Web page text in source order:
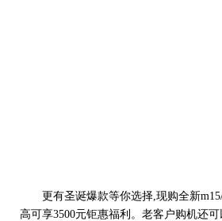
更有圣诞爆款等你选择,现购全新
高可享3500元钜惠福利。老客户购机还